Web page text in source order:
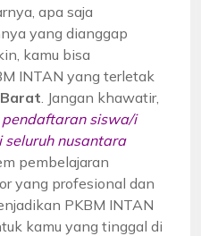
apa saja
yang dianggap
kamu bisa
INTAN yang terletak
. Jangan khawatir,
pendaftaran siswa/i
nusantara
pembelajaran
yang profesional dan
PKBM INTAN
kamu yang tinggal di